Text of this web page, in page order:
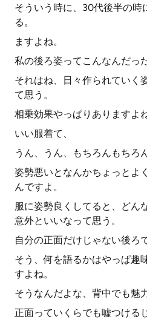
そういう時に、30代後半の時
る。
ますよね。
私の後ろ姿ってこんなんだっ
それはね、日々作られていく
て思う。
相乗効果やっぱりありますよね
いい服着て、
うん、うん、もちろんもちろん
姿勢悪いとなんかちょっとよ
んですよ。
服に姿勢良くしてると、どん
意外といいなって思う。
自分の正面だけじゃない後ろ
そう、何を語るかはやっぱ趣
すよね。
そうなんだよな、背中でも魅
正面っていくらでも嘘つける